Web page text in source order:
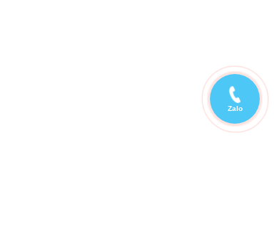
Zalo